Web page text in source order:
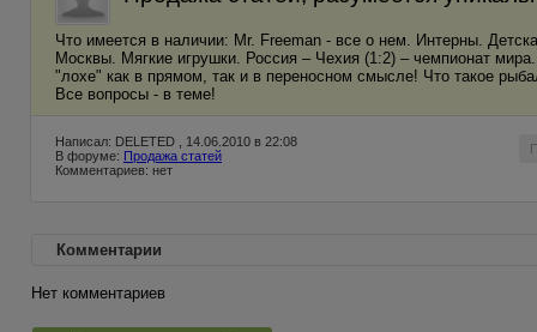
Что имеется в наличии: Mr. Freeman - все о нем. Интерны.
Москвы. Мягкие игрушки. Россия – Чехия (1:2) – чемпионат
"лохе" как в прямом, так и в переносном смысле! Что такое
Все вопросы - в теме!
Написал: DELETED , 14.06.2010 в 22:08
В форуме: Продажа статей
Комментариев: нет
Комментарии
Нет комментариев